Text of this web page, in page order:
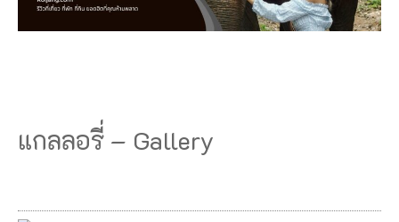
แกลลอรี่ – Gallery